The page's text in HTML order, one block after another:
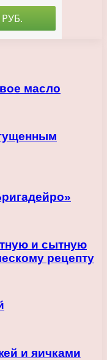
масло
и сытную
рецепту
и яичками